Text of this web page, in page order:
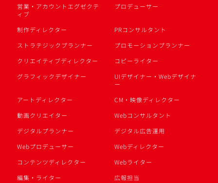
営業・アカウントエグゼクテ
ィブ
プロデューサー
制作ディレクター
PRコンサルタント
ストラテジックプランナー
プロモーションプランナー
クリエイティブディレクター
コピーライター
グラフィックデザイナー
UIデザイナー・Webデザイナ
ー
アートディレクター
CM・映像ディレクター
動画クリエイター
Webコンサルタント
デジタルプランナー
デジタル広告運用
Webプロデューサー
Webディレクター
コンテンツディレクター
Webライター
編集・ライター
広報担当